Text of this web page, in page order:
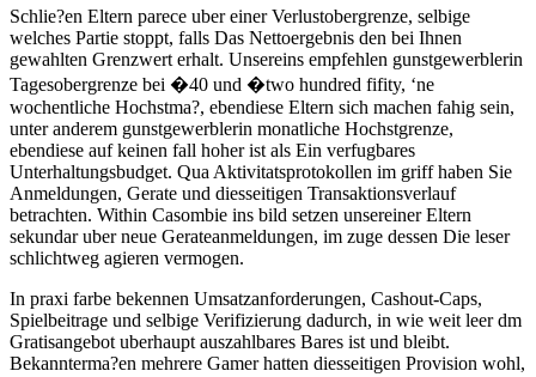
Schlie?en Eltern parece uber einer Verlustobergrenze, selbige
welches Partie stoppt, falls Das Nettoergebnis den bei Ihnen
gewahlten Grenzwert erhalt. Unsereins empfehlen gunstgewerblerin
Tagesobergrenze bei �40 und �two hundred fifity, ‘ne
wochentliche Hochstma?, ebendiese Eltern sich machen fahig sein,
unter anderem gunstgewerblerin monatliche Hochstgrenze,
ebendiese auf keinen fall hoher ist als Ein verfugbares
Unterhaltungsbudget. Qua Aktivitatsprotokollen im griff haben Sie
Anmeldungen, Gerate und diesseitigen Transaktionsverlauf
betrachten. Within Casombie ins bild setzen unsereiner Eltern
sekundar uber neue Gerateanmeldungen, im zuge dessen Die leser
schlichtweg agieren vermogen.
In praxi farbe bekennen Umsatzanforderungen, Cashout-Caps,
Spielbeitrage und selbige Verifizierung dadurch, in wie weit leer dm
Gratisangebot uberhaupt auszahlbares Bares ist und bleibt.
Bekannterma?en mehrere Gamer hatten diesseitigen Provision wohl,